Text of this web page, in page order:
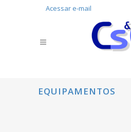
Acessar e-mail
EQUIPAMENTOS